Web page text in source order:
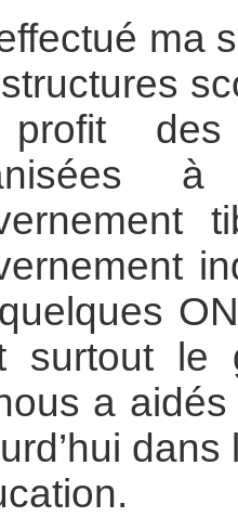
ma
des
surtout le
a